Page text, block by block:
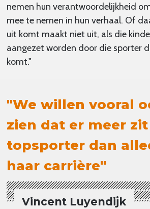
nemen hun verantwoordelijkheid
mee te nemen in hun verhaal. Of
uit komt maakt niet uit, als die
aangezet worden door die sporter
komt."
"We willen vooral
zien dat er meer
topsporter dan
haar carrière"
Vincent Luyendijk